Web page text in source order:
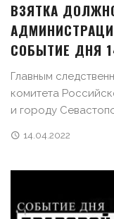
ВЗЯТКА
СОБЫТИЕ ДНЯ
Главным
комитета
и городу
14.04.2022